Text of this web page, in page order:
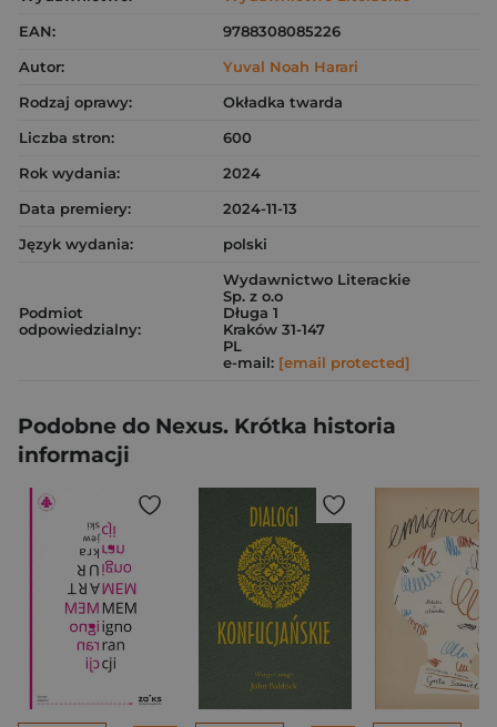
EAN:
9788308085226
Autor:
Yuval Noah Harari
Rodzaj oprawy:
Okładka twarda
Liczba stron:
600
Rok wydania:
2024
Data premiery:
2024-11-13
Język wydania:
polski
Podmiot
odpowiedzialny:
Wydawnictwo Literackie
Sp. z o.o
Długa 1
Kraków 31-147
PL
e-mail: [email protected]
Podobne do Nexus. Krótka historia
informacji